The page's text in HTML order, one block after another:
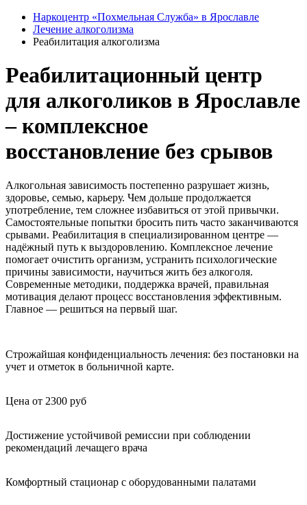
Наркоцентр «Похмельная Служба» в Ярославле
Лечение алкоголизма
Реабилитация алкоголизма
Реабилитационный центр
для алкоголиков в Ярославле
– комплексное
восстановление без срывов
Алкогольная зависимость постепенно разрушает жизнь,
здоровье, семью, карьеру. Чем дольше продолжается
употребление, тем сложнее избавиться от этой привычки.
Самостоятельные попытки бросить пить часто заканчиваются
срывами. Реабилитация в специализированном центре —
надёжный путь к выздоровлению. Комплексное лечение
помогает очистить организм, устранить психологические
причины зависимости, научиться жить без алкоголя.
Современные методики, поддержка врачей, правильная
мотивация делают процесс восстановления эффективным.
Главное — решиться на первый шаг.
Строжайшая конфиденциальность лечения: без постановки на
учет и отметок в больничной карте.
Цена от 2300 руб
Достижение устойчивой ремиссии при соблюдении
рекомендаций лечащего врача
Комфортный стационар с оборудованными палатами